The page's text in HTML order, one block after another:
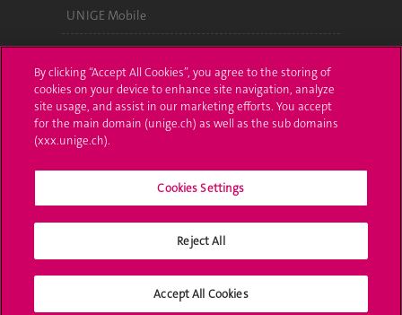
UNIGE Mobile
Médias
Offres d'emploi
Bibliothèque
Médias sociaux UNIGE
By clicking “Accept All Cookies”, you agree to the storing of
cookies on your device to enhance site navigation, analyze
site usage, and assist in our marketing efforts. You accept
for the main domain (unige.ch) as well as the sub domains
(xxx.unige.ch).
Cookies Settings
Reject All
Accept All Cookies